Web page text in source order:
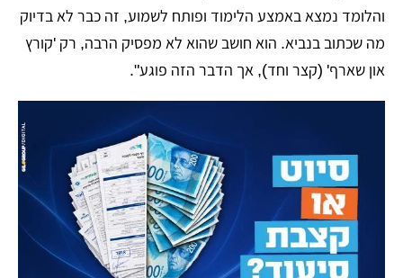
והלומד נמצא באמצע הלימוד ופותח לשמוע, זה כבר לא בדיוק
מה שכתוב בנביא. הוא חושב שהוא לא מפסיק הרבה, רק 'קורץ
און שארף' (קצר וחד), אך הדבר הזה פוגע".